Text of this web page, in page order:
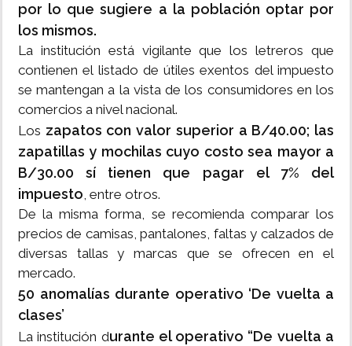
por lo que sugiere a la población optar por
los mismos.
La institución está vigilante que los letreros que
contienen el listado de útiles exentos del impuesto
se mantengan a la vista de los consumidores en los
comercios a nivel nacional.
Los zapatos con valor superior a B/40.00; las
zapatillas y mochilas cuyo costo sea mayor a
B/30.00 sí tienen que pagar el 7% del
impuesto, entre otros.
De la misma forma, se recomienda comparar los
precios de camisas, pantalones, faltas y calzados de
diversas tallas y marcas que se ofrecen en el
mercado.
50 anomalías durante operativo ‘De vuelta a
clases’
La institución durante el operativo “De vuelta a